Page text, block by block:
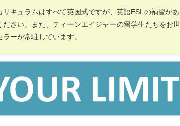
キュラムはすべて英国式ですが、英語ESLの補習があ
さい。また、ティーンエイジャーの留学生たちをお世
ーが常駐しています。